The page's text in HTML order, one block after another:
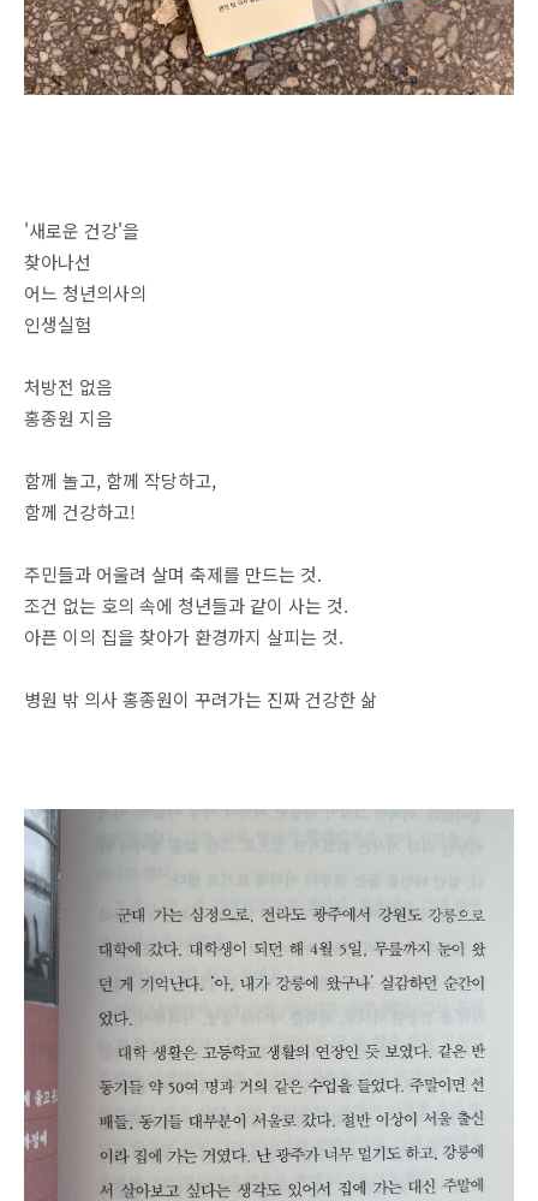
'새로운 건강'을
찾아나선
어느 청년의사의
인생실험
처방전 없음
홍종원 지음
함께 놀고, 함께 작당하고,
함께 건강하고!
주민들과 어울려 살며 축제를 만드는 것.
조건 없는 호의 속에 청년들과 같이 사는 것.
아픈 이의 집을 찾아가 환경까지 살피는 것.
병원 밖 의사 홍종원이 꾸려가는 진짜 건강한 삶